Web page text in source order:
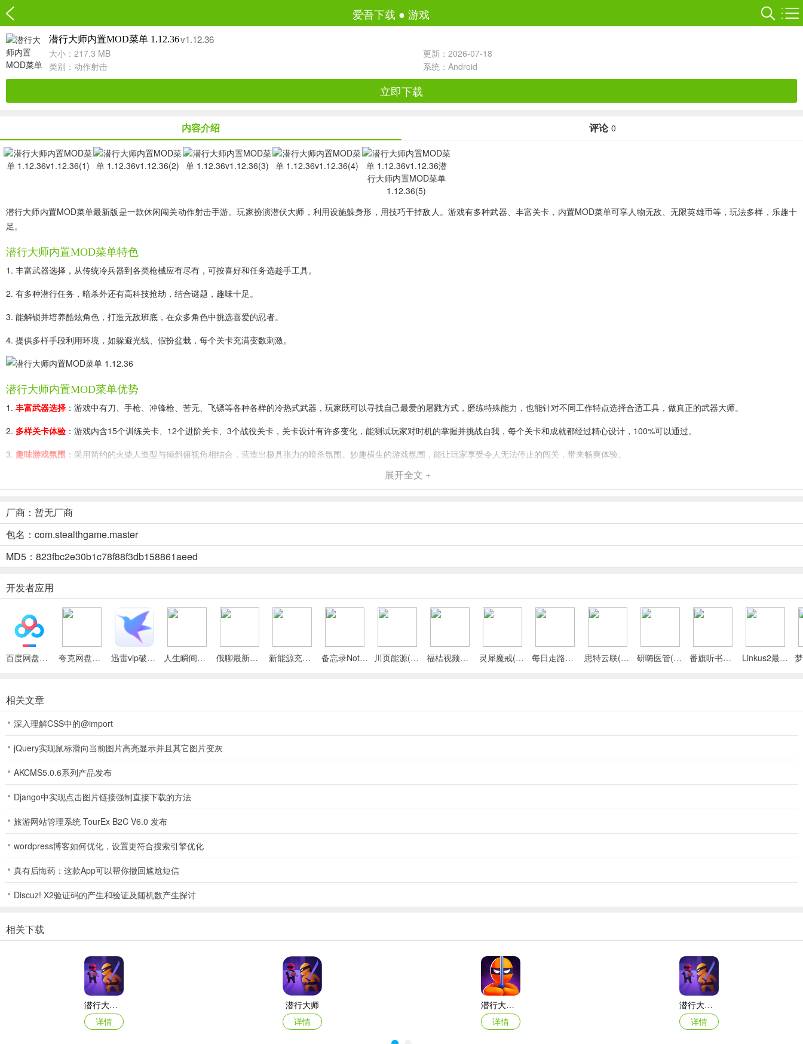
爱吾下载 ● 游戏
潜行大师内置MOD菜单 1.12.36v1.12.36
大小：217.3 MB
更新：2026-07-18
类别： 动作射击 系统：Android
立即下载
内容介绍 评论 0
潜行大师内置MOD菜单最新版是一款休闲闯关动作射击手游。玩家扮演潜伏大师，利用设施躲身形，用技巧干掉敌人。游戏有多种武器、丰富关卡，内置MOD菜单可享人物无敌、无限英雄币等，玩法多样，乐趣十
足。
潜行大师内置MOD菜单特色
1. 丰富武器选择，从传统冷兵器到各类枪械应有尽有，可按喜好和任务选趁手工具。
2. 有多种潜行任务，暗杀外还有高科技抢劫，结合谜题，趣味十足。
3. 能解锁并培养酷炫角色，打造无敌班底，在众多角色中挑选喜爱的忍者。
4. 提供多样手段利用环境，如躲避光线、假扮盆栽，每个关卡充满变数刺激。
潜行大师内置MOD菜单优势
1. 丰富武器选择 ：游戏中有刀、手枪、冲锋枪、苦无、飞镖等各种各样的冷热式武器，玩家既可以寻找自己最爱的屠戮方式，磨练特殊能力，也能针对不同工作特点选择合适工具，做真正的武器大师。
2. 多样关卡体验 ：游戏内含15个训练关卡、12个进阶关卡、3个战役关卡，关卡设计有许多变化，能测试玩家对时机的掌握并挑战自我，每个关卡和成就都经过精心设计，100%可以通过。
3. 趣味游戏氛围 ：采用简约的火柴人造型与倾斜俯视角相结合，营造出极具张力的暗杀氛围。妙趣横生的游戏氛围，能让玩家享受令人无法停止的闯关，带来畅爽体验。
：玩家可以利用大楼内一切设施躲避身形，隐藏于黑暗中，利用格斗技巧和动作干掉敌人。还能借助周围地理地形优势，使用任何方式完成暗杀，即便正面作战也可使用多样化武器突围，玩法不限制
潜行大师内置MOD菜单怎么样
潜行大师内置MOD菜单怎么样？它能带来独特体验。可畅享丰富武器，自由选择出战英雄。还能凭此无敌属性、无限英雄币，轻松闯关冒险，收集武器解锁更多关卡，感受别样乐趣。
潜行大师破解版下载无限英雄币
嘿，想在《潜行大师》里玩得超爽吗？咱这有破解版能下载无限英雄币哦！有了无限英雄币，好处可多啦。能直接解锁所有英雄，想选哪个出战就选哪个，轻松应对各种闯关冒险。闯关时收集武器也更轻松，不用担
心英雄币不够买厉害的家伙。利用这些武器去击杀敌人，解锁更多关卡，体验更多刺激挑战。比如碰到关卡boss，有了强力武器和英雄，灵活躲避攻击后PK也更有胜算。而且游戏里那些有趣的玩法，像借助地形优势
暗杀、利用各种道具过关等，有了无限英雄币都能更畅快地体验。操作也不难，滑动屏幕控制角色方向，悄悄靠近敌人背后就能击杀，躲开敌人灯光覆盖的监视区就行。快来下载这个破解版，享受《潜行大师》的无
展开全文 +
厂商：暂无厂商
包名：com.stealthgame.master
MD5：823fbc2e30b1c78f88f3db158861aeed
开发者应用
百度网盘绿色免安装Pc电脑版 夸克网盘官方正式版 迅雷vip破解版永久会员2024版 人生瞬间最新手机版 俄聊最新手机版 新能源充电桩查询(充电桩查询应用) 备忘录Note(多功能记事APP) 川页能源(电池管理应用) 福桔视频最新手机版 灵犀魔戒(运动睡眠管家) 每日走路计步(运动健康记录) 思特云联(视频监控应用) 研嗨医管(医院管理平台) 番旗听书免费畅听(听书软件) Linkus2最新手机版
相关文章
深入理解CSS中的@import
jQuery实现鼠标滑向当前图片高亮显示并且其它图片变灰
AKCMS5.0.6系列产品发布
Django中实现点击图片链接强制直接下载的方法
旅游网站管理系统 TourEx B2C V6.0 发布
wordpress博客如何优化，设置更符合搜索引擎优化
真有后悔药：这款App可以帮你撤回尴尬短信
Discuz! X2验证码的产生和验证及随机数产生探讨
相关下载
潜行大师app官方正版
详情
潜行大师
详情
潜行大师无敌破解版
详情
潜行大师破解版
详情